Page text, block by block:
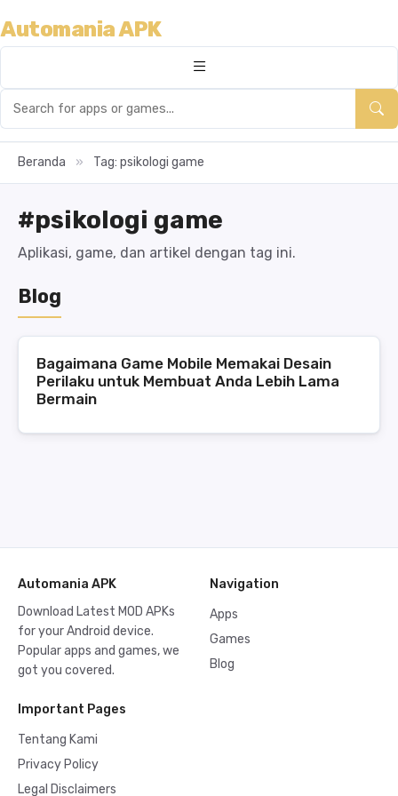
Automania APK
Beranda » Tag: psikologi game
#psikologi game
Aplikasi, game, dan artikel dengan tag ini.
Blog
Bagaimana Game Mobile Memakai Desain
Perilaku untuk Membuat Anda Lebih Lama
Bermain
Automania APK
Download Latest MOD APKs
for your Android device.
Popular apps and games, we
got you covered.
Navigation
Apps
Games
Blog
Important Pages
Tentang Kami
Privacy Policy
Legal Disclaimers